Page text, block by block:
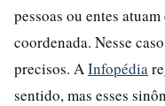
pessoas ou entes
coordenada. Nesse
precisos. A Infopédia
sentido, mas esses